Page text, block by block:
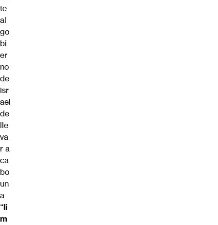
te
al
go
bi
er
no
de
Isr
ael
de
lle
va
r a
ca
bo
un
a
“li
m